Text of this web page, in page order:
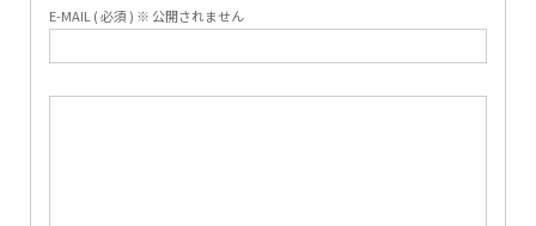
E-MAIL ( 必須 ) ※ 公開されません